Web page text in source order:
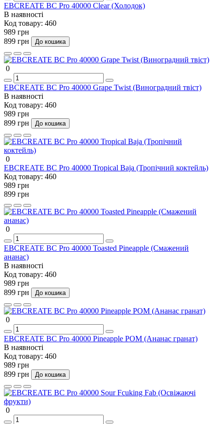
EBCREATE BC Pro 40000 Clear (Холодок)
В наявності
Код товару: 460
989 грн
899 грн
До кошика
0
EBCREATE BC Pro 40000 Grape Twist (Виноградний твіст)
В наявності
Код товару: 460
989 грн
899 грн
До кошика
0
EBCREATE BC Pro 40000 Tropical Baja (Тропічний коктейль)
Код товару: 460
989 грн
899 грн
0
EBCREATE BC Pro 40000 Toasted Pineapple (Смажений
ананас)
В наявності
Код товару: 460
989 грн
899 грн
До кошика
0
EBCREATE BC Pro 40000 Pineapple POM (Ананас гранат)
В наявності
Код товару: 460
989 грн
899 грн
До кошика
0